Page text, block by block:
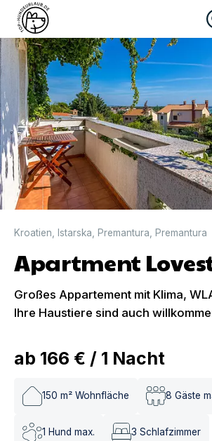
DIREKT BUCHBAR
Kroatien Istarska Premantura Premantura
Apartment
Großes Appartement mit Klima,
Ihre Haustiere sind auch
ab 166 € / 1 Nacht
150 m² Wohnfläche 8 Gäste
1 Hund max. 3 Schlafzimmer